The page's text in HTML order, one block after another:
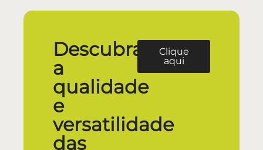
Descubra
a
qualidade
e
versatilidade
das
Clique
aqui